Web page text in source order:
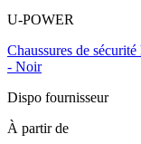
U-POWER
Chaussures de
- Noir
Dispo fournisseur
À partir de